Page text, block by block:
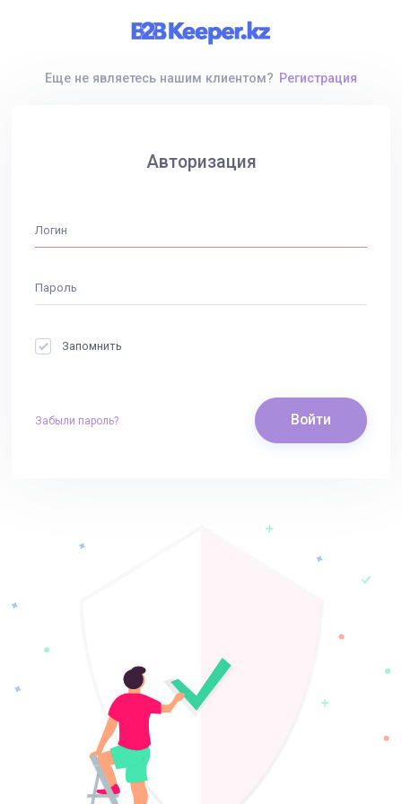
Еще не являетесь нашим клиентом? Регистрация
Авторизация
Запомнить
Забыли пароль? Войти